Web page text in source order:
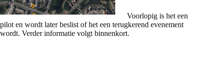
Voorlopig is het een
pilot en wordt later beslist of het een terugkerend evenement
wordt. Verder informatie volgt binnenkort.